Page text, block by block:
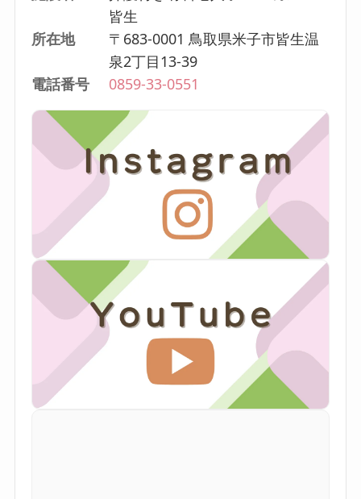
皆生
所在地
〒683-0001 鳥取県米子市皆生温
泉2丁目13-39
電話番号
0859-33-0551